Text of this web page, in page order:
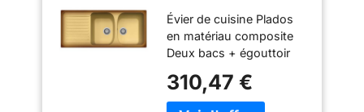
deux bacs plus
égouttoir - Terre de
France
Évier de cuisine Plados
en matériau composite
Deux bacs + égouttoir
mm Trou d'encastrement
1140 x 480 mm Couleur :
310,47 €